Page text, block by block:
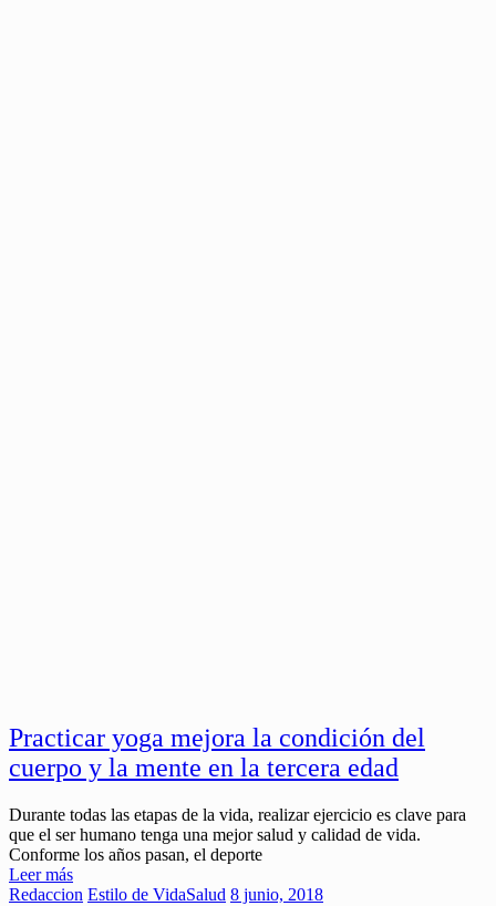
Practicar yoga mejora la condición del
cuerpo y la mente en la tercera edad
Durante todas las etapas de la vida, realizar ejercicio es clave para
que el ser humano tenga una mejor salud y calidad de vida.
Conforme los años pasan, el deporte
Leer más
Redaccion Estilo de VidaSalud 8 junio, 2018